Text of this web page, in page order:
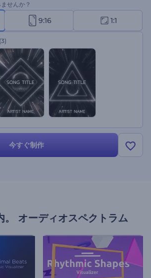
せんか？
9:16 1:1
(3)
今すぐ制作
オーディオスペクトラム